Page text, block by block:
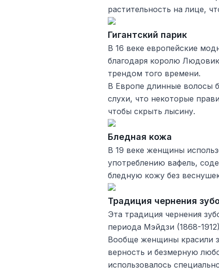
растительность на лице,
Гигантский парик
В 16 веке европейские
благодаря королю
трендом того времени.
В Европе длинные волосы
слухи, что некоторые
чтобы скрыть лысину.
Бледная кожа
В 19 веке женщины
употреблению вафель,
бледную кожу без
Традиция чернения
Эта традиция чернения
периода Мэйдзи (1868-
Вообще женщины красили
верность и безмерную
использовалось